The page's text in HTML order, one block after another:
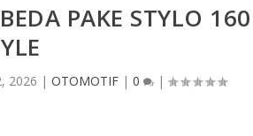
PAKE STYLO 160
2026 |OTOMOTIF |0 |